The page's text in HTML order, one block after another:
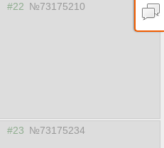
#22 №73175210
#23 №73175234